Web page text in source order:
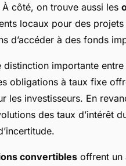
côté, on trouve aussi les
locaux pour des
d’accéder à des fonds
distinction importante entre
obligations à taux fixe
les investisseurs. En
des taux d’intérêt
convertibles offrent un